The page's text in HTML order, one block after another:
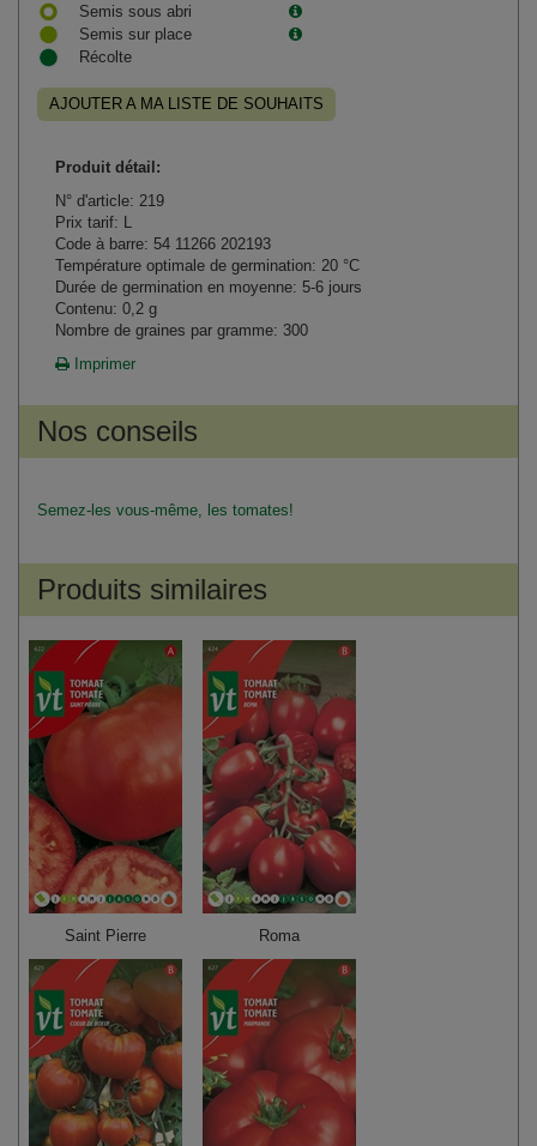
Semis sous abri
Semis sur place
Récolte
AJOUTER A MA LISTE DE SOUHAITS
Produit détail:
N° d'article: 219
Prix tarif: L
Code à barre: 54 11266 202193
Température optimale de germination: 20 °C
Durée de germination en moyenne: 5-6 jours
Contenu: 0,2 g
Nombre de graines par gramme: 300
Imprimer
Nos conseils
Semez-les vous-même, les tomates!
Produits similaires
Saint Pierre Roma